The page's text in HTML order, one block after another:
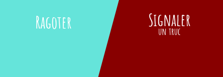
Ragoter Signaler
un truc